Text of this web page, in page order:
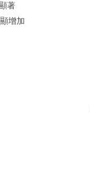
著
增加